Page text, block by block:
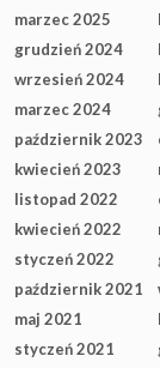
marzec 2025
grudzień 2024
wrzesień 2024
marzec 2024
październik 2023
kwiecień 2023
listopad 2022
kwiecień 2022
styczeń 2022
październik 2021
maj 2021
styczeń 2021